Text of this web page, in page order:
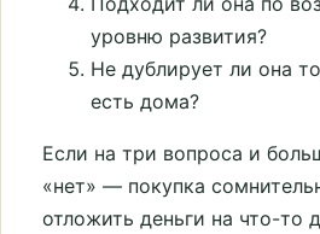
уровню развития?
Не дублирует ли она
есть дома?
Если на три вопроса и
«нет» — покупка
отложить деньги на что-то